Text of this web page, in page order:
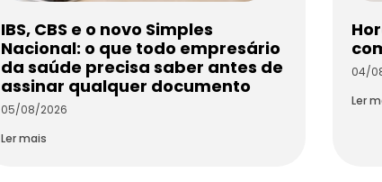
IBS, CBS e o novo Simples
Nacional: o que todo empresário
da saúde precisa saber antes de
assinar qualquer documento
05/08/2026
Ler mais
04/
Ler